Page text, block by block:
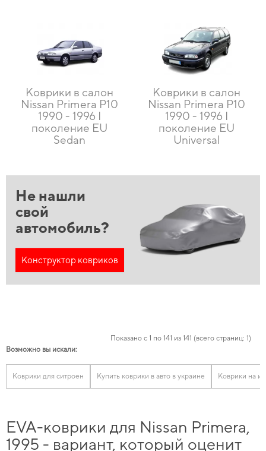
Коврики в салон
Nissan Primera P10
1990 - 1996 I
поколение EU
Sedan
Коврики в салон
Nissan Primera P10
1990 - 1996 I
поколение EU
Universal
Не нашли
свой
автомобиль?
Конструктор ковриков
Показано с 1 по 141 из 141 (всего страниц: 1)
Возможно вы искали:
Коврики для ситроен Купить коврики в авто в украине Коврики на
EVA-коврики для Nissan Primera,
1995 - вариант, который оценит